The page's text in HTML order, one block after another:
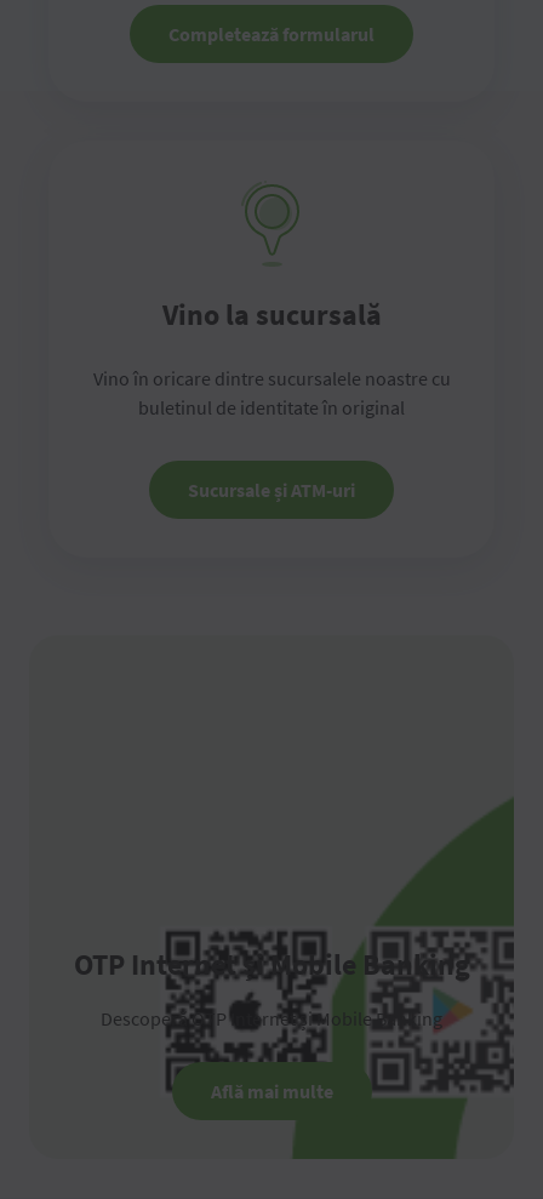
Completează formularul
Vino la sucursală
Vino în oricare dintre sucursalele noastre cu
buletinul de identitate în original
Sucursale și ATM-uri
OTP Internet și Mobile Banking
Descoperă OTP Internet și Mobile Banking
Află mai multe